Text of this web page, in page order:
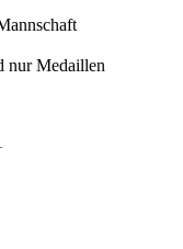
nur Medaillen